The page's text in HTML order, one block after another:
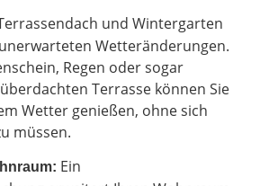
und Wintergarten
Wetteränderungen.
Regen oder sogar
Terrasse können Sie
Wetter genießen, ohne sich
müssen.
Ein